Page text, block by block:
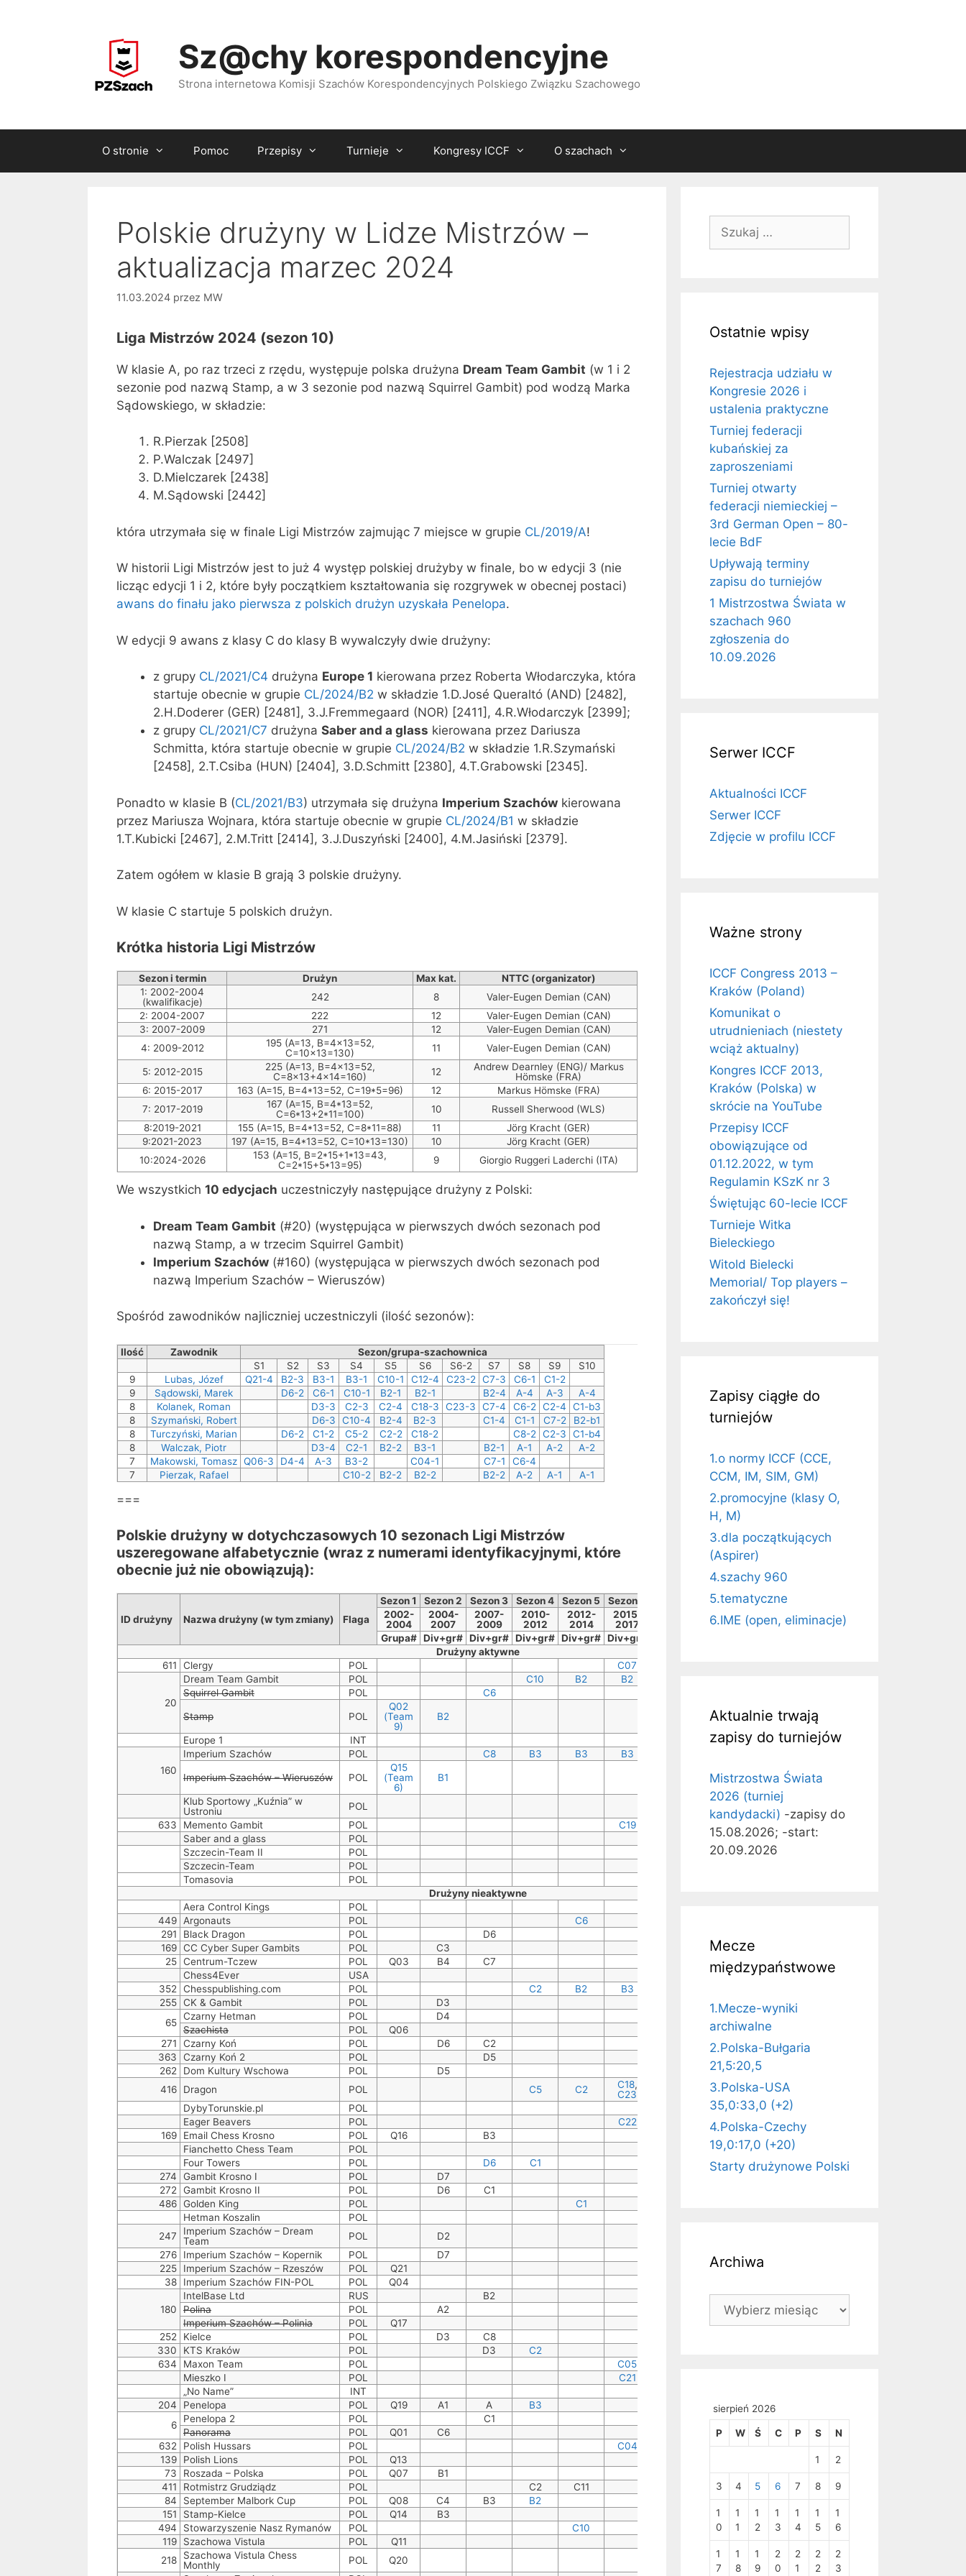
Sz@chy korespondencyjne
Strona internetowa Komisji Szachów Korespondencyjnych Polskiego Związku Szachowego
O stronie Pomoc Przepisy Turnieje Kongresy ICCF O szachach
Polskie drużyny w Lidze Mistrzów –
aktualizacja marzec 2024
11.03.2024 przez MW
Liga Mistrzów 2024 (sezon 10)
W klasie A, po raz trzeci z rzędu, występuje polska drużyna Dream Team Gambit (w 1 i 2
sezonie pod nazwą Stamp, a w 3 sezonie pod nazwą Squirrel Gambit) pod wodzą Marka
Sądowskiego, w składzie:
R.Pierzak [2508]
P.Walczak [2497]
D.Mielczarek [2438]
M.Sądowski [2442]
która utrzymała się w finale Ligi Mistrzów zajmując 7 miejsce w grupie CL/2019/A!
W historii Ligi Mistrzów jest to już 4 występ polskiej drużyby w finale, bo w edycji 3 (nie
licząc edycji 1 i 2, które były początkiem kształtowania się rozgrywek w obecnej postaci)
awans do finału jako pierwsza z polskich drużyn uzyskała Penelopa.
W edycji 9 awans z klasy C do klasy B wywalczyły dwie drużyny:
z grupy CL/2021/C4 drużyna Europe 1 kierowana przez Roberta Włodarczyka, która
startuje obecnie w grupie CL/2024/B2 w składzie 1.D.José Queraltó (AND) [2482],
2.H.Doderer (GER) [2481], 3.J.Fremmegaard (NOR) [2411], 4.R.Włodarczyk [2399];
z grupy CL/2021/C7 drużyna Saber and a glass kierowana przez Dariusza
Schmitta, która startuje obecnie w grupie CL/2024/B2 w składzie 1.R.Szymański
[2458], 2.T.Csiba (HUN) [2404], 3.D.Schmitt [2380], 4.T.Grabowski [2345].
Ponadto w klasie B (CL/2021/B3) utrzymała się drużyna Imperium Szachów kierowana
przez Mariusza Wojnara, która startuje obecnie w grupie CL/2024/B1 w składzie
1.T.Kubicki [2467], 2.M.Tritt [2414], 3.J.Duszyński [2400], 4.M.Jasiński [2379].
Zatem ogółem w klasie B grają 3 polskie drużyny.
W klasie C startuje 5 polskich drużyn.
Krótka historia Ligi Mistrzów
Sezon i termin Drużyn Max kat.
NTTC (organizator)
1: 2002-2004
(kwalifikacje)
242 8
Valer-Eugen Demian (CAN)
2: 2004-2007
222 12
Valer-Eugen Demian (CAN)
3: 2007-2009
271 12
Valer-Eugen Demian (CAN)
4: 2009-2012
195 (A=13, B=4×13=52,
C=10×13=130)
11 Valer-Eugen Demian (CAN)
5: 2012-2015
225 (A=13, B=4×13=52,
C=8×13+4×14=160)
12
Andrew Dearnley (ENG)/ Markus
Hömske (FRA)
6: 2015-2017
163 (A=15, B=4*13=52, C=19*5=96) 12
Markus Hömske (FRA)
7: 2017-2019
167 (A=15, B=4*13=52,
C=6*13+2*11=100)
10
Russell Sherwood (WLS)
8:2019-2021
155 (A=15, B=4*13=52, C=8*11=88) 11
Jörg Kracht (GER)
9:2021-2023
197 (A=15, B=4*13=52, C=10*13=130) 10
Jörg Kracht (GER)
10:2024-2026
153 (A=15, B=2*15+1*13=43,
C=2*15+5*13=95)
9 Giorgio Ruggeri Laderchi (ITA)
We wszystkich 10 edycjach uczestniczyły następujące drużyny z Polski:
Dream Team Gambit (#20) (występująca w pierwszych dwóch sezonach pod
nazwą Stamp, a w trzecim Squirrel Gambit)
Imperium Szachów (#160) (występująca w pierwszych dwóch sezonach pod
nazwą Imperium Szachów – Wieruszów)
Spośród zawodników najliczniej uczestniczyli (ilość sezonów):
Ilość Zawodnik
Sezon/grupa-szachownica
S1
S2 S3 S4 S5 S6 S6-2 S7 S8 S9
S10
9
Lubas, Józef Q21-4 B2-3 B3-1 B3-1 C10-1 C12-4 C23-2 C7-3 C6-1
C1-2
9
Sądowski, Marek D6-2 C6-1 C10-1 B2-1 B2-1 B2-4 A-4 A-3
A-4
8
Kolanek, Roman D3-3 C2-3 C2-4 C18-3 C23-3 C7-4 C6-2 C2-4
C1-b3
8
Szymański, Robert D6-3 C10-4 B2-4 B2-3 C1-4 C1-1 C7-2
B2-b1
8
Turczyński, Marian D6-2 C1-2 C5-2 C2-2 C18-2 C8-2 C2-3
C1-b4
8
Walczak, Piotr D3-4 C2-1 B2-2 B3-1 B2-1 A-1 A-2
A-2
7
Makowski, Tomasz Q06-3 D4-4 A-3 B3-2 C04-1 C7-1
C6-4
7
Pierzak, Rafael C10-2 B2-2 B2-2 B2-2 A-2 A-1 A-1
===
Polskie drużyny w dotychczasowych 10 sezonach Ligi Mistrzów
uszeregowane alfabetycznie (wraz z numerami identyfikacyjnymi, które
obecnie już nie obowiązują):
ID drużyny Nazwa drużyny (w tym zmiany) Flaga
Sezon 1 Sezon 2 Sezon 3 Sezon 4 Sezon 5 Sezon 6 Sezon 8 Sezon 9
2002-
2004
2004-
2007
2007-
2009
2010-
2012
2012-
2014
2015-
2017
2019-
2021
2021-
2023
2024-
2026
Grupa# Div+gr# Div+gr# Div+gr# Div+gr# Div+gr#
Drużyny aktywne
611
Clergy POL C07
20
Dream Team Gambit POL C10 B2 B2
Squirrel Gambit
POL C6
Stamp POL
Q02
(Team
9)
B2
Europe 1 INT C4 B2
160
Imperium Szachów POL C8 B3 B3 B3
Imperium Szachów – Wieruszów POL
Q15
(Team
6)
B1
Klub Sportowy „Kuźnia” w
Ustroniu
POL
C6
633
Memento Gambit POL C19 C4 C4
C4
Saber and a glass
POL C7
B2
Szczecin-Team II
POL
Szczecin-Team
POL
Tomasovia
POL
Drużyny nieaktywne
Aera Control Kings
POL
449 Argonauts POL
C6
291
Black Dragon POL
D6
169 CC Cyber Super Gambits POL
C3
25 Centrum-Tczew POL Q03 B4
C7
Chess4Ever
USA
352 Chesspublishing.com POL C2 B2
B3
255 CK & Gambit POL
D3
65
Czarny Hetman POL
D4
Szachista
POL
Q06
271
Czarny Koń POL D6
C2
363
Czarny Koń 2 POL
D5
262
Dom Kultury Wschowa POL
D5
416
Dragon POL C5 C2 C18,
C23
DybyTorunskie.pl
POL
C3
Eager Beavers
POL
C22
169
Email Chess Krosno POL Q16
B3
Fianchetto Chess Team
POL
C1
Four Towers
POL D6
C1
274
Gambit Krosno I POL
D7
272 Gambit Krosno II POL D6
C1
486 Golden King POL
C1
Hetman Koszalin
POL
247
Imperium Szachów – Dream
Team
POL
D2
276
Imperium Szachów – Kopernik POL
D7
225
Imperium Szachów – Rzeszów POL
Q21
38
Imperium Szachów FIN-POL POL Q04
180
IntelBase Ltd RUS
B2
Polina
POL
A2
Imperium Szachów – Polinia
POL
Q17
252
Kielce POL D3
C8
330
KTS Kraków POL D3
C2
634
Maxon Team POL
C05
Mieszko I
POL C21
„No Name”
INT
204
Penelopa POL Q19 A1 A
B3
6
Penelopa 2 POL
C1
Panorama
POL Q01
C6
632
Polish Hussars POL
C04
139
Polish Lions POL
Q13
73
Roszada – Polska POL Q07
B1
411
Rotmistrz Grudziądz POL C2
C11
84
September Malbork Cup POL Q08 C4 B3
B2
151
Stamp-Kielce POL Q14
B3
494
Stowarzyszenie Nasz Rymanów POL
C10
119
Szachowa Vistula POL
Q11
218
Szachowa Vistula Chess
Monthly
POL
Q20
Ostatnie wpisy
Rejestracja udziału w
Kongresie 2026 i
ustalenia praktyczne
Turniej federacji
kubańskiej za
zaproszeniami
Turniej otwarty
federacji niemieckiej –
3rd German Open – 80-
lecie BdF
Upływają terminy
zapisu do turniejów
1 Mistrzostwa Świata w
szachach 960
zgłoszenia do
10.09.2026
Serwer ICCF
Aktualności ICCF
Serwer ICCF
Zdjęcie w profilu ICCF
Ważne strony
ICCF Congress 2013 –
Kraków (Poland)
Komunikat o
utrudnieniach (niestety
wciąż aktualny)
Kongres ICCF 2013,
Kraków (Polska) w
skrócie na YouTube
Przepisy ICCF
obowiązujące od
01.12.2022, w tym
Regulamin KSzK nr 3
Świętując 60-lecie ICCF
Turnieje Witka
Bieleckiego
Witold Bielecki
Memorial/ Top players –
zakończył się!
Zapisy ciągłe do
turniejów
1.o normy ICCF (CCE,
CCM, IM, SIM, GM)
2.promocyjne (klasy O,
H, M)
3.dla początkujących
(Aspirer)
4.szachy 960
5.tematyczne
6.IME (open, eliminacje)
Aktualnie trwają
zapisy do turniejów
Mistrzostwa Świata
2026 (turniej
kandydacki) -zapisy do
15.08.2026; -start:
20.09.2026
Mecze
międzypaństwowe
1.Mecze-wyniki
archiwalne
2.Polska-Bułgaria
21,5:20,5
3.Polska-USA
35,0:33,0 (+2)
4.Polska-Czechy
19,0:17,0 (+20)
Starty drużynowe Polski
Archiwa
Archiwa
sierpień 2026
P W Ś C P S N
1 2
3 4 5 6 7 8 9
1
0
1
1
1
2
1
3
1
4
1
5
1
6
1
7
1
8
1
9
2
0
2
1
2
2
2
3